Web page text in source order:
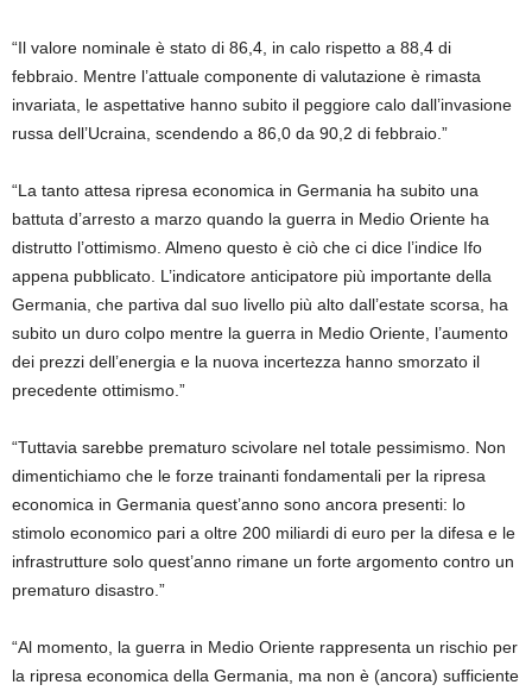
“Il valore nominale è stato di 86,4, in calo rispetto a 88,4 di
febbraio. Mentre l’attuale componente di valutazione è rimasta
invariata, le aspettative hanno subito il peggiore calo dall’invasione
russa dell’Ucraina, scendendo a 86,0 da 90,2 di febbraio.”
“La tanto attesa ripresa economica in Germania ha subito una
battuta d’arresto a marzo quando la guerra in Medio Oriente ha
distrutto l’ottimismo. Almeno questo è ciò che ci dice l’indice Ifo
appena pubblicato. L’indicatore anticipatore più importante della
Germania, che partiva dal suo livello più alto dall’estate scorsa, ha
subito un duro colpo mentre la guerra in Medio Oriente, l’aumento
dei prezzi dell’energia e la nuova incertezza hanno smorzato il
precedente ottimismo.”
“Tuttavia sarebbe prematuro scivolare nel totale pessimismo. Non
dimentichiamo che le forze trainanti fondamentali per la ripresa
economica in Germania quest’anno sono ancora presenti: lo
stimolo economico pari a oltre 200 miliardi di euro per la difesa e le
infrastrutture solo quest’anno rimane un forte argomento contro un
prematuro disastro.”
“Al momento, la guerra in Medio Oriente rappresenta un rischio per
la ripresa economica della Germania, ma non è (ancora) sufficiente